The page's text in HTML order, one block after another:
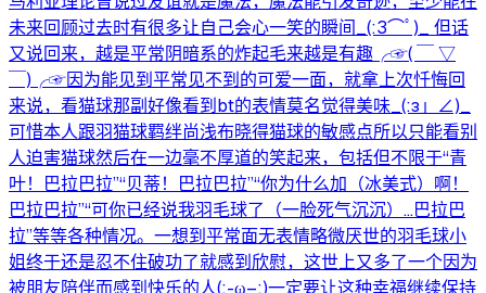
未来回顾过去时有很多让自己会心一笑的瞬间_(:3⌒ﾟ)_ 但话
又说回来，越是平常阴暗系的炸起毛来越是有趣╭☞( ￣ ▽
￣)╭☞因为能见到平常见不到的可爱一面，就拿上次忏悔回
来说，看猫球那副好像看到bt的表情莫名觉得美味_(:з」∠)_
可惜本人跟羽猫球羁绊尚浅布晓得猫球的敏感点所以只能看别
人迫害猫球然后在一边毫不厚道的笑起来，包括但不限于“青
叶！巴拉巴拉”“贝蒂！巴拉巴拉”“你为什么加（冰美式）啊！
巴拉巴拉”“可你已经说我羽毛球了（一脸死气沉沉）...巴拉巴
拉”等等各种情况。一想到平常面无表情略微厌世的羽毛球小
姐终于还是忍不住破功了就感到欣慰，这世上又多了一个因为
被朋友陪伴而感到快乐的人(;-ω–;)一定要让这种幸福继续保持